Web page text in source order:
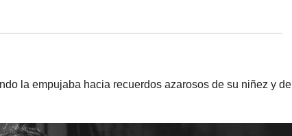
la empujaba hacia recuerdos azarosos de su niñez y de